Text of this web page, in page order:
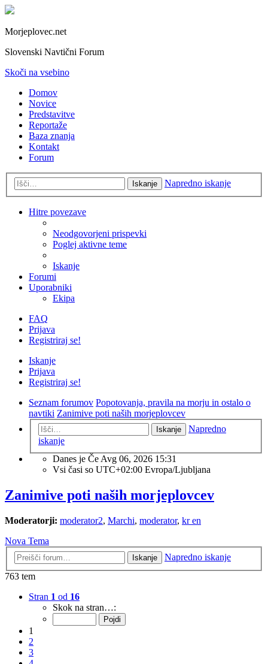
Morjeplovec.net
Slovenski Navtični Forum
Skoči na vsebino
Domov
Novice
Predstavitve
Reportaže
Baza znanja
Kontakt
Forum
Iskanje Napredno iskanje
Hitre povezave
Neodgovorjeni prispevki
Poglej aktivne teme
Iskanje
Forumi
Uporabniki
Ekipa
FAQ
Prijava
Registriraj se!
Iskanje
Prijava
Registriraj se!
Seznam forumov Popotovanja, pravila na morju in ostalo o
navtiki Zanimive poti naših morjeplovcev
Iskanje
Napredno
iskanje
Danes je Če Avg 06, 2026 15:31
Vsi časi so UTC+02:00 Evropa/Ljubljana
Zanimive poti naših morjeplovcev
Moderatorji: moderator2, Marchi, moderator, kr en
Nova Tema
Iskanje
Napredno iskanje
763 tem
Stran 1 od 16
Skok na stran…:
1
2
3